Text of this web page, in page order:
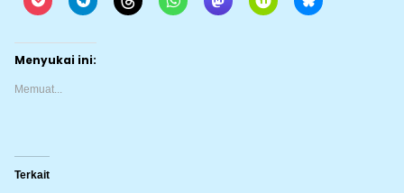
Menyukai ini:
Memuat...
Terkait